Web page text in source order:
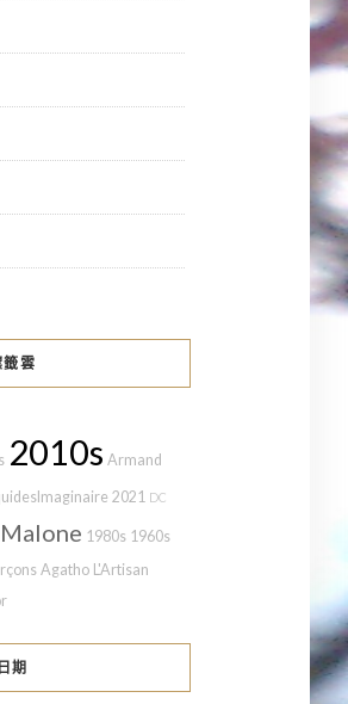
籤雲
2010s Armand
2021 DC
1980s 1960s
Agatho L'Artisan
日期